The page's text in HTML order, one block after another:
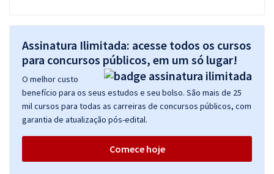
Assinatura Ilimitada: acesse todos os cursos
para concursos públicos, em um só lugar!
O melhor custo
benefício para os seus estudos e seu bolso. São mais de 25
mil cursos para todas as carreiras de concursos públicos, com
garantia de atualização pós-edital.
Comece hoje